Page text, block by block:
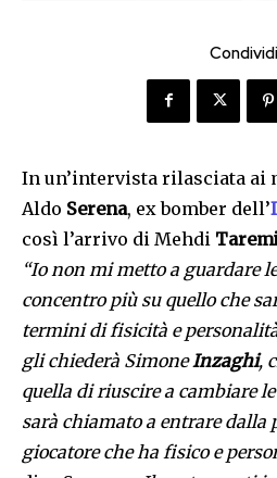
Condividi
In un’intervista rilasciata ai
Aldo Serena, ex bomber dell’
così l’arrivo di Mehdi
“Io non mi metto a guardare
concentro più su quello che
termini di fisicità e
gli chiederà SimoneInzaghi,
quella di riuscire a cambiare
sarà chiamato a entrare dalla
giocatore che ha fisico e